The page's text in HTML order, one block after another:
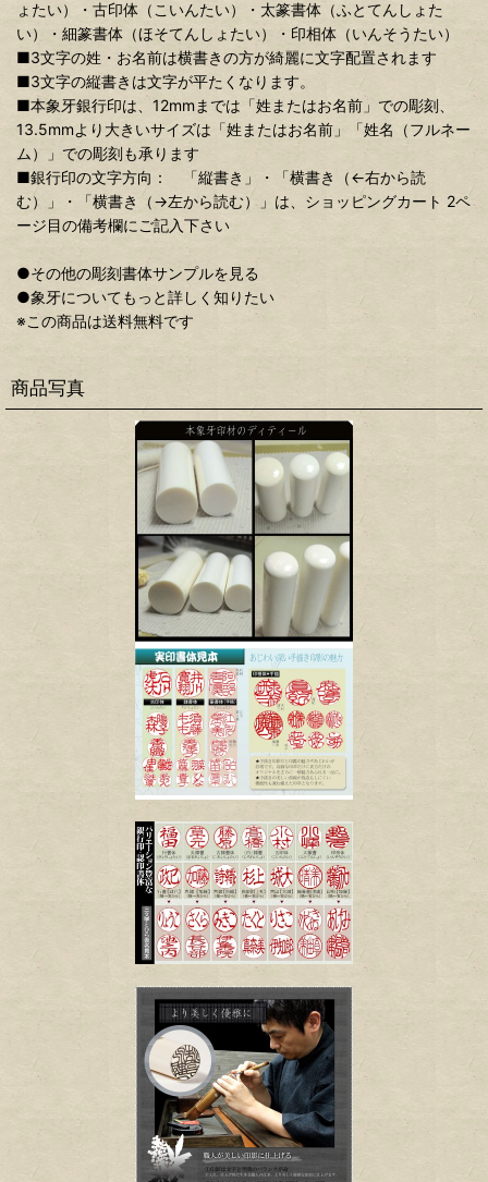
ょたい）・古印体（こいんたい）・太篆書体（ふとてんしょた
い）・細篆書体（ほそてんしょたい）・印相体（いんそうたい）
■3文字の姓・お名前は横書きの方が綺麗に文字配置されます
■3文字の縦書きは文字が平たくなります。
■本象牙銀行印は、12mmまでは「姓またはお名前」での彫刻、
13.5mmより大きいサイズは「姓またはお名前」「姓名（フルネー
ム）」での彫刻も承ります
■銀行印の文字方向： 「縦書き」・「横書き（←右から読
む）」・「横書き（→左から読む）」は、ショッピングカート 2ペ
ージ目の備考欄にご記入下さい
●その他の彫刻書体サンプルを見る
●象牙についてもっと詳しく知りたい
※この商品は送料無料です
商品写真